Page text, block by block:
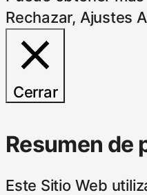
Rechazar, Ajustes
Cerrar
Resumen de
Este Sitio Web